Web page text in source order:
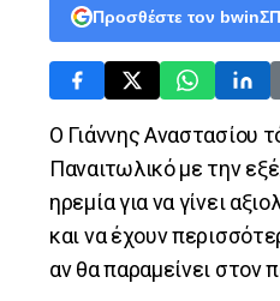
Προσθέστε τον
Ο Γιάννης Αναστασίου
Παναιτωλικό με την
ηρεμία για να γίνει
και να έχουν
αν θα παραμείνει στον